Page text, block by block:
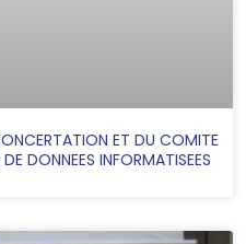
ET DU COMITE
DONNEES INFORMATISEES